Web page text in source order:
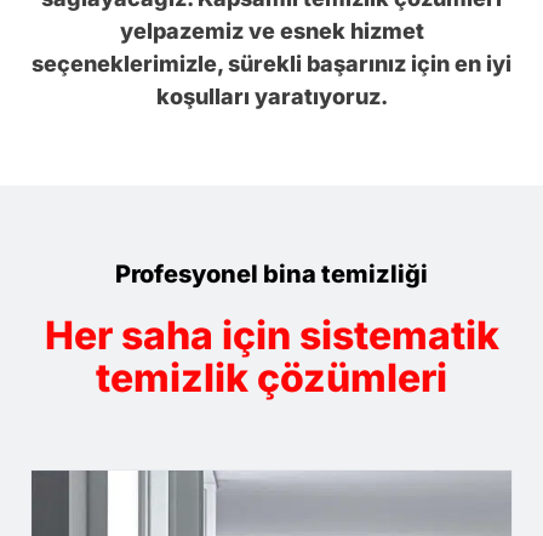
yelpazemiz ve esnek hizmet
seçeneklerimizle, sürekli başarınız için en iyi
koşulları yaratıyoruz.
Profesyonel bina temizliği
Her saha için sistematik
temizlik çözümleri